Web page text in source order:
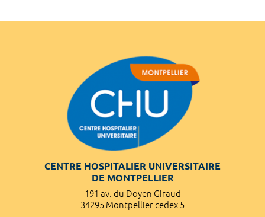
CENTRE HOSPITALIER UNIVERSITAIRE
DE MONTPELLIER
191 av. du Doyen Giraud
34295 Montpellier cedex 5